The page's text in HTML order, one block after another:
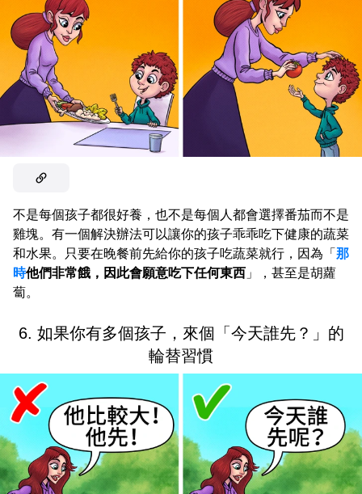
不是每個孩子都很好養，也不是每個人都會選擇番茄而不是
雞塊。有一個解決辦法可以讓你的孩子乖乖吃下健康的蔬菜
和水果。只要在晚餐前先給你的孩子吃蔬菜就行，因為「 那
時他們非常餓，因此會願意吃下任何東西 」，甚至是胡蘿
蔔。
6. 如果你有多個孩子，來個「今天誰先？」的
輪替習慣